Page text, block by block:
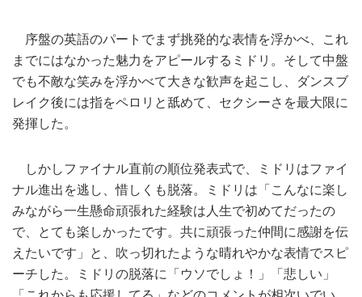
序盤の英語のパートでまず挑発的な表情を浮かべ、これ
までにはなかった魅力をアピールするミドリ。そして中盤
でも不敵な笑みを浮かべて大きな歓声を起こし、ダンスブ
レイク後には指をペロリと舐めて、セクシーさを最大限に
発揮した。
しかしファイナル直前の順位発表式で、ミドリはファイ
ナル進出を逃し、惜しくも脱落。ミドリは「こんなに楽し
みながら一生懸命頑張れた経験は人生で初めてだったの
で、とても楽しかったです。共に頑張った仲間に感謝を伝
えたいです」と、吹っ切れたような晴れやかな表情でスピ
ーチした。ミドリの脱落に「ウソでしょ！」「悲しい」